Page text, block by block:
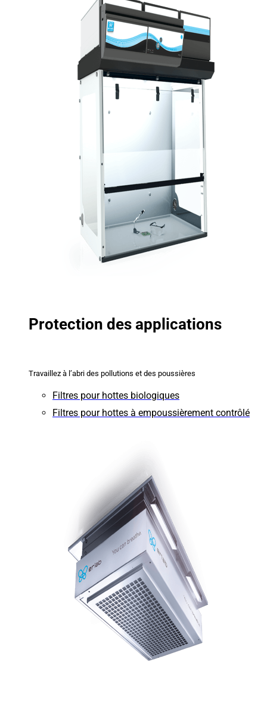
Protection des applications
Travaillez à l’abri des pollutions et des poussières
Filtres pour hottes biologiques
Filtres pour hottes à empoussièrement contrôlé